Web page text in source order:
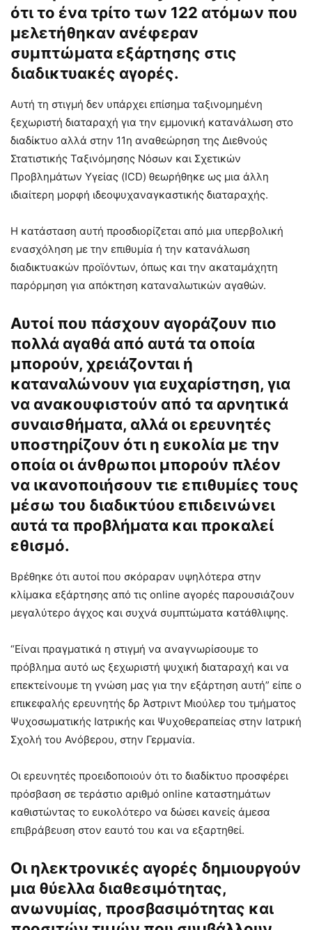
ότι το ένα τρίτο των 122 ατόμων που
μελετήθηκαν ανέφεραν
συμπτώματα εξάρτησης στις
διαδικτυακές αγορές.
Αυτή τη στιγμή δεν υπάρχει επίσημα ταξινομημένη
ξεχωριστή διαταραχή για την εμμονική κατανάλωση στο
διαδίκτυο αλλά στην 11η αναθεώρηση της Διεθνούς
Στατιστικής Ταξινόμησης Νόσων και Σχετικών
Προβλημάτων Υγείας (ICD) θεωρήθηκε ως μια άλλη
ιδιαίτερη μορφή ιδεοψυχαναγκαστικής διαταραχής.
Η κατάσταση αυτή προσδιορίζεται από μια υπερβολική
ενασχόληση με την επιθυμία ή την κατανάλωση
διαδικτυακών προϊόντων, όπως και την ακαταμάχητη
παρόρμηση για απόκτηση καταναλωτικών αγαθών.
Αυτοί που πάσχουν αγοράζουν πιο
πολλά αγαθά από αυτά τα οποία
μπορούν, χρειάζονται ή
καταναλώνουν για ευχαρίστηση, για
να ανακουφιστούν από τα αρνητικά
συναισθήματα, αλλά οι ερευνητές
υποστηρίζουν ότι η ευκολία με την
οποία οι άνθρωποι μπορούν πλέον
να ικανοποιήσουν τιε επιθυμίες τους
μέσω του διαδικτύου επιδεινώνει
αυτά τα προβλήματα και προκαλεί
εθισμό.
Βρέθηκε ότι αυτοί που σκόραραν υψηλότερα στην
κλίμακα εξάρτησης από τις online αγορές παρουσιάζουν
μεγαλύτερο άγχος και συχνά συμπτώματα κατάθλιψης.
“Είναι πραγματικά η στιγμή να αναγνωρίσουμε το
πρόβλημα αυτό ως ξεχωριστή ψυχική διαταραχή και να
επεκτείνουμε τη γνώση μας για την εξάρτηση αυτή” είπε ο
επικεφαλής ερευνητής δρ Άστριντ Μιούλερ του τμήματος
Ψυχοσωματικής Ιατρικής και Ψυχοθεραπείας στην Ιατρική
Σχολή του Ανόβερου, στην Γερμανία.
Οι ερευνητές προειδοποιούν ότι το διαδίκτυο προσφέρει
πρόσβαση σε τεράστιο αριθμό online καταστημάτων
καθιστώντας το ευκολότερο να δώσει κανείς άμεσα
επιβράβευση στον εαυτό του και να εξαρτηθεί.
Οι ηλεκτρονικές αγορές δημιουργούν
μια θύελλα διαθεσιμότητας,
ανωνυμίας, προσβασιμότητας και